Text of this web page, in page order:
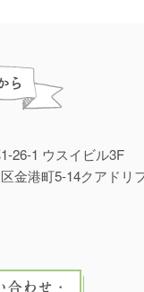
26-1 ウスイビル3F
金港町5-14クアドリ